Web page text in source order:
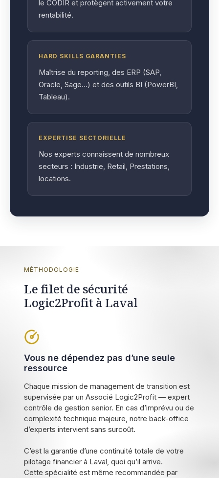
le CODIR et protègent activement votre
rentabilité.
HARD SKILLS GARANTIES
Maîtrise du reporting, des ERP (SAP,
Oracle, Sage…) et des outils BI (PowerBI,
Tableau).
EXPERTISE SECTORIELLE
Nos experts connaissent de nombreux
secteurs : Industrie, Retail, Prestations,
locations.
MÉTHODOLOGIE
Le filet de sécurité
Logic2Profit à Laval
Vous ne dépendez pas d’une seule
ressource
Chaque mission de management de transition est
supervisée par un Associé Logic2Profit — expert
contrôle de gestion senior. En cas d’imprévu ou de
complexité technique majeure, notre back-office
d’experts intervient sans surcoût.
C’est la garantie d’une continuité totale de votre
pilotage financier à Laval, quoi qu’il arrive.
Cette spécialité est même recommandée par